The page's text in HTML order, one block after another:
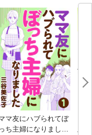
マ友にハブられてぼ
ち主婦になりました
版